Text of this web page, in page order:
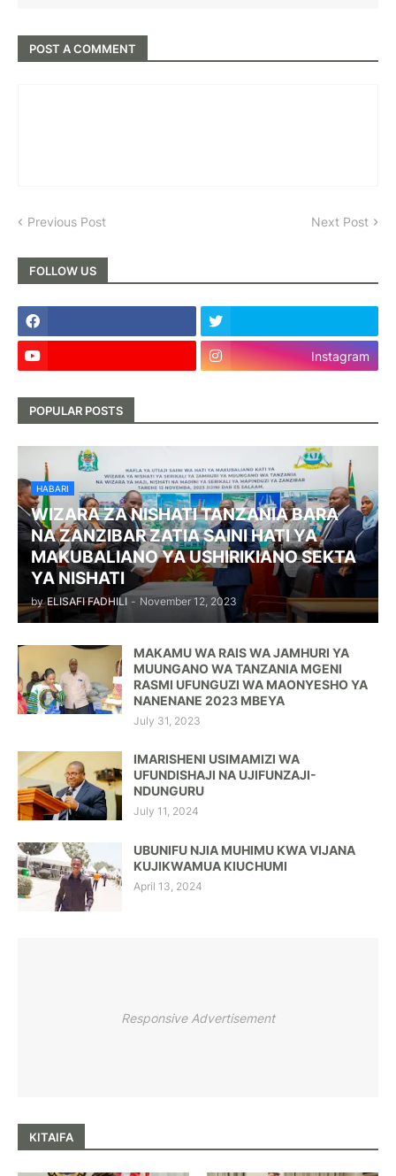
POST A COMMENT
Previous Post Next Post
FOLLOW US
Instagram
POPULAR POSTS
HABARI
WIZARA ZA NISHATI TANZANIA BARA
NA ZANZIBAR ZATIA SAINI HATI YA
MAKUBALIANO YA USHIRIKIANO SEKTA
YA NISHATI
by ELISAFI FADHILI - November 12, 2023
MAKAMU WA RAIS WA JAMHURI YA
MUUNGANO WA TANZANIA MGENI
RASMI UFUNGUZI WA MAONYESHO YA
NANENANE 2023 MBEYA
July 31, 2023
IMARISHENI USIMAMIZI WA
UFUNDISHAJI NA UJIFUNZAJI-
NDUNGURU
July 11, 2024
UBUNIFU NJIA MUHIMU KWA VIJANA
KUJIKWAMUA KIUCHUMI
April 13, 2024
Responsive Advertisement
KITAIFA